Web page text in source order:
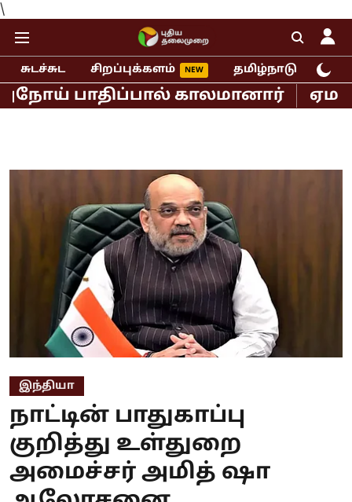
\
சுடச்சுட சிறப்புக்களம் தமிழ்நாடு
பாதிப்பால் காலமானார் ஏமன்
இந்தியா
நாட்டின் பாதுகாப்பு
குறித்து உள்துறை
அமைச்சர் அமித் ஷா